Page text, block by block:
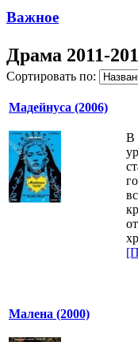
Важное
Драма 2011-
Сортировать по:
Мадейнуса (2006)
В
Малена (2000)